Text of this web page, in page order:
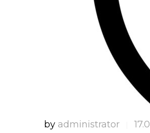
by administrator